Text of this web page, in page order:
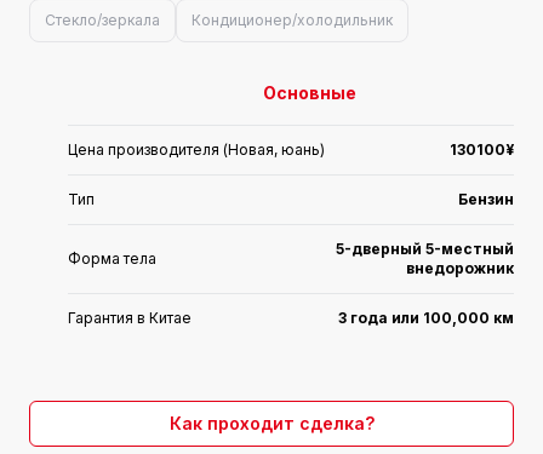
Стекло/зеркала Кондиционер/холодильник
Основные
Цена производителя (Новая, юань) 130100¥
Тип Бензин
Форма тела
5-дверный 5-местный
внедорожник
Гарантия в Китае 3 года или 100,000 км
Страна производства Совместное предприятие
Как проходит сделка?